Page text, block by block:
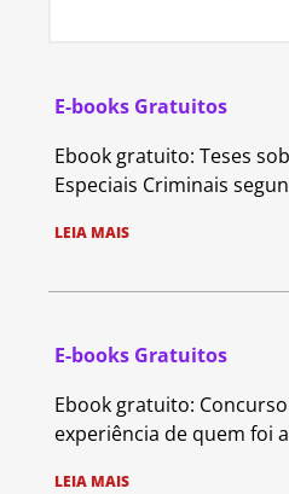
E-books Gratuitos
Ebook gratuito: Teses
Especiais Criminais
LEIA MAIS
E-books Gratuitos
Ebook gratuito:
experiência de quem foi
LEIA MAIS